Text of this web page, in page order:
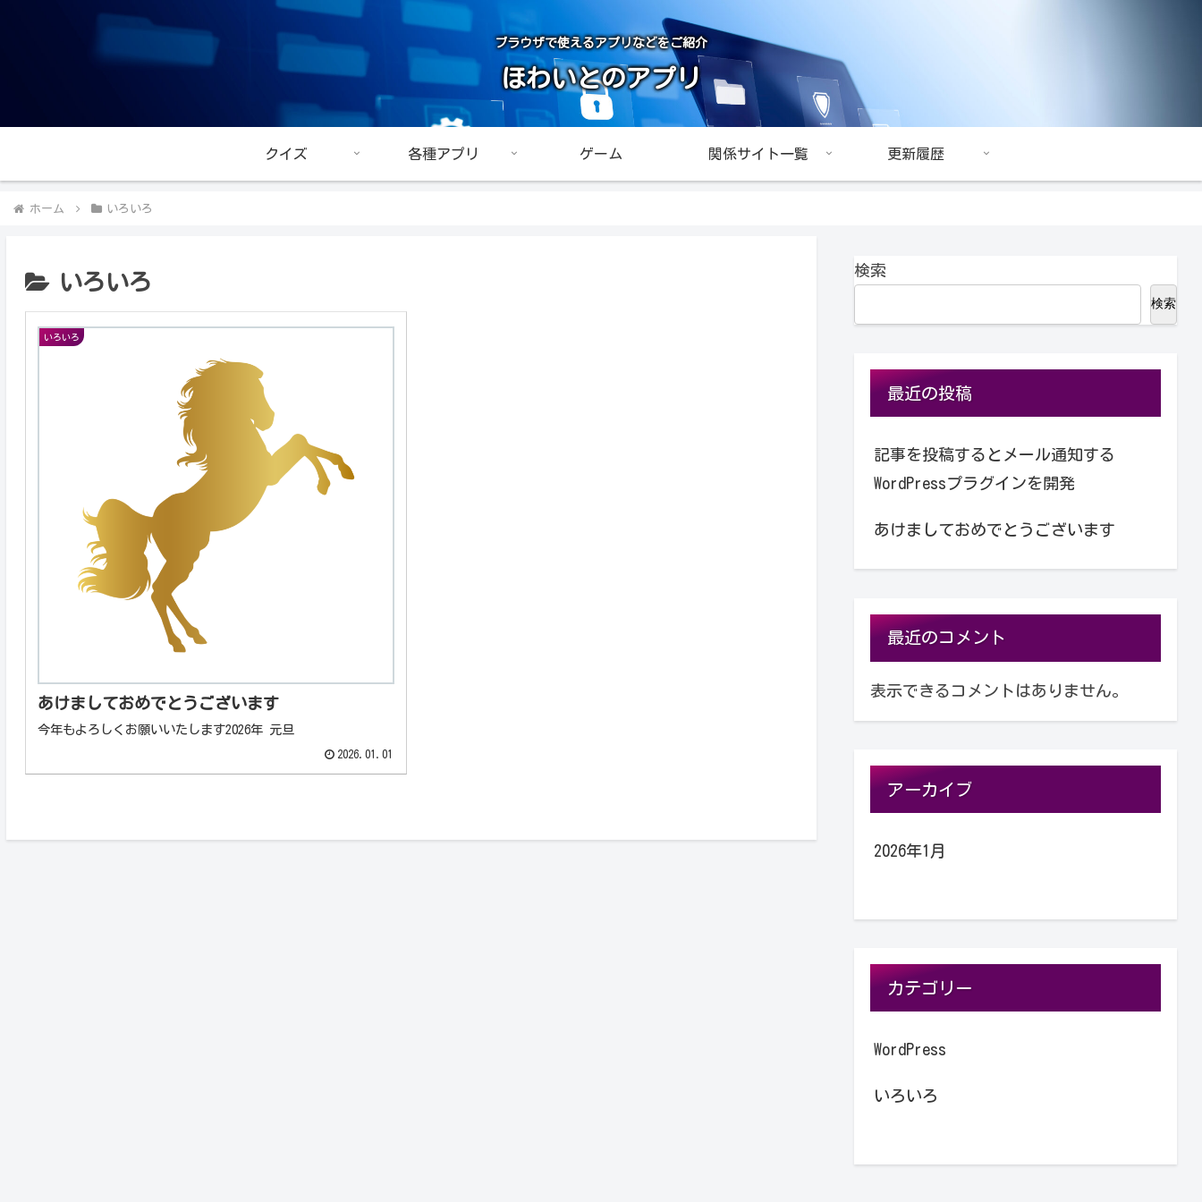
ブラウザで使えるアプリなどをご紹介
ほわいとのアプリ
クイズ 各種アプリ ゲーム 関係サイト一覧 更新履歴
ホーム いろいろ
いろいろ
いろいろ
あけましておめでとうございます
今年もよろしくお願いいたします2026年 元旦
2026.01.01
検索
検索
最近の投稿
記事を投稿するとメール通知する
WordPressプラグインを開発
あけましておめでとうございます
最近のコメント
表示できるコメントはありません。
アーカイブ
2026年1月
カテゴリー
WordPress
いろいろ